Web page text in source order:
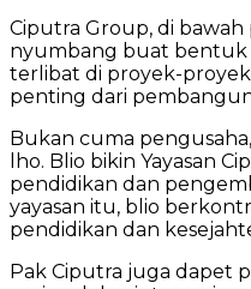
Ciputra Group, di
nyumbang buat bentuk
terlibat di proyek-
penting dari
Bukan cuma
lho. Blio bikin Yayasan
pendidikan dan
yayasan itu, blio
pendidikan dan
Pak Ciputra juga dapet